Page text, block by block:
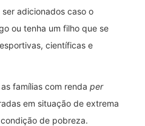
adicionados caso o
ou tenha um filho que se
científicas e
famílias com renda per
em situação de extrema
de pobreza.